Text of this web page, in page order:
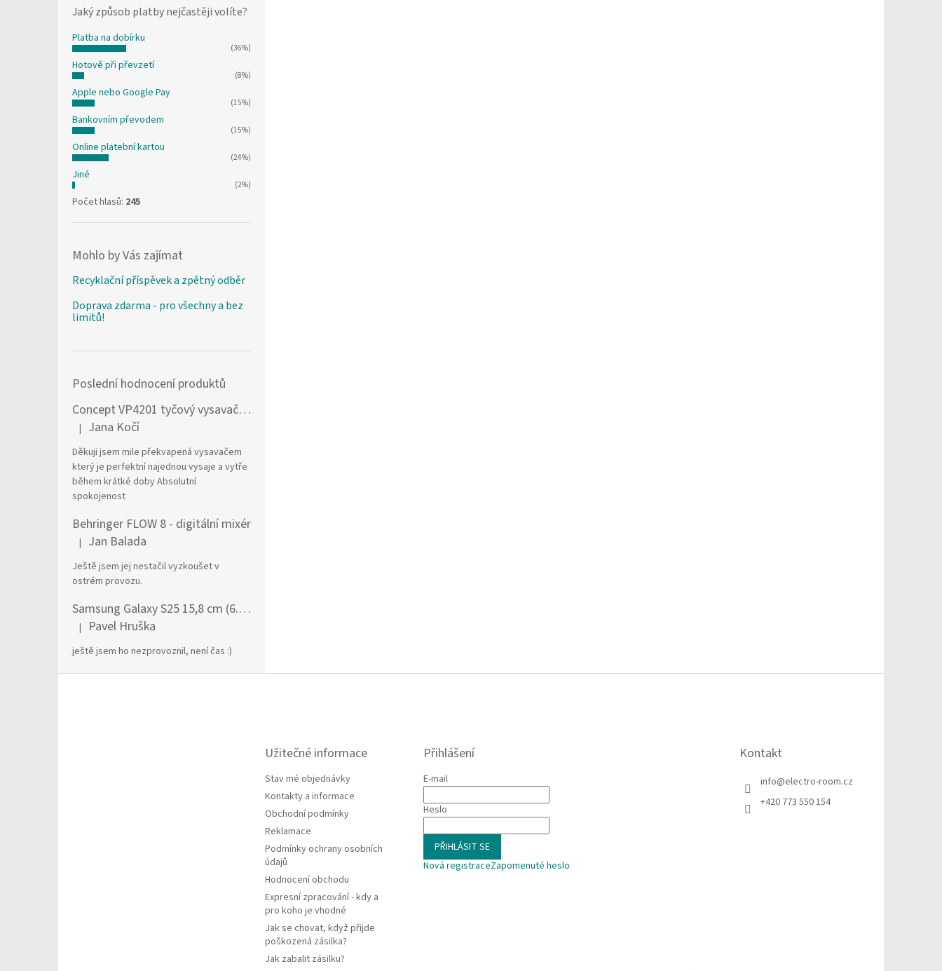
Jaký způsob platby nejčastěji volíte?
Platba na dobírku
(36%)
Hotově při převzetí
(8%)
Apple nebo Google Pay
(15%)
Bankovním převodem
(15%)
Online platební kartou
(24%)
Jiné
(2%)
Počet hlasů: 245
Mohlo by Vás zajímat
Recyklační příspěvek a zpětný odběr
Doprava zdarma - pro všechny a bez
limitů!
Poslední hodnocení produktů
Concept VP4201 tyčový vysavač / elektrický smeták Tyčový vysavač 2 v 1 AC Suché a mokré Bezsáčkové 0,6 l 90 W Černá, Stříbrná
Hodnocení produktu je 5 z 5 hvězdiček.
| Jana Kočí
Děkuji jsem mile překvapená vysavačem
který je perfektní najednou vysaje a vytře
během krátké doby Absolutní
spokojenost
Behringer FLOW 8 - digitální mixér
Hodnocení produktu je 5 z 5 hvězdiček.
| Jan Balada
Ještě jsem jej nestačil vyzkoušet v
ostrém provozu.
Samsung Galaxy S25 15,8 cm (6.2") Dual SIM Android 15 5G USB typu C 12 GB 256 GB 4000 mAh Námořnická modrá
Hodnocení produktu je 1 z 5 hvězdiček.
| Pavel Hruška
ještě jsem ho nezprovoznil, není čas :)
Užitečné informace
Stav mé objednávky
Kontakty a informace
Obchodní podmínky
Reklamace
Podmínky ochrany osobních
údajů
Hodnocení obchodu
Expresní zpracování - kdy a
pro koho je vhodné
Jak se chovat, když přijde
poškozená zásilka?
Jak zabalit zásilku?
Přihlášení
E-mail
Heslo
PŘIHLÁSIT SE
Nová registraceZapomenuté heslo
Kontakt
info@electro-room.cz
+420 773 550 154